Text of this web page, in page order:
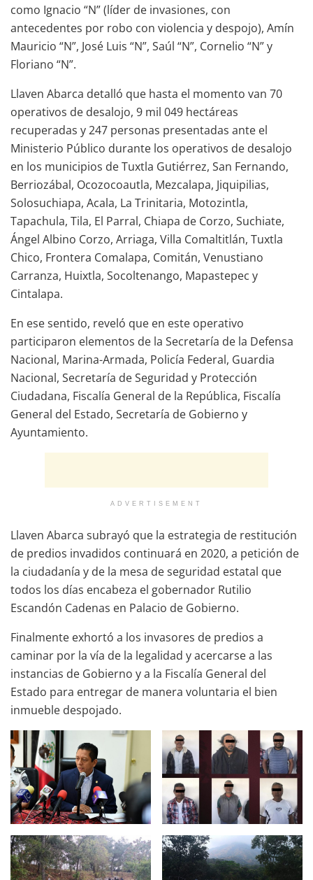
como Ignacio “N” (líder de invasiones, con
antecedentes por robo con violencia y despojo), Amín
Mauricio “N”, José Luis “N”, Saúl “N”, Cornelio “N” y
Floriano “N”.
Llaven Abarca detalló que hasta el momento van 70
operativos de desalojo, 9 mil 049 hectáreas
recuperadas y 247 personas presentadas ante el
Ministerio Público durante los operativos de desalojo
en los municipios de Tuxtla Gutiérrez, San Fernando,
Berriozábal, Ocozocoautla, Mezcalapa, Jiquipilias,
Solosuchiapa, Acala, La Trinitaria, Motozintla,
Tapachula, Tila, El Parral, Chiapa de Corzo, Suchiate,
Ángel Albino Corzo, Arriaga, Villa Comaltitlán, Tuxtla
Chico, Frontera Comalapa, Comitán, Venustiano
Carranza, Huixtla, Socoltenango, Mapastepec y
Cintalapa.
En ese sentido, reveló que en este operativo
participaron elementos de la Secretaría de la Defensa
Nacional, Marina-Armada, Policía Federal, Guardia
Nacional, Secretaría de Seguridad y Protección
Ciudadana, Fiscalía General de la República, Fiscalía
General del Estado, Secretaría de Gobierno y
Ayuntamiento.
ADVERTISEMENT
Llaven Abarca subrayó que la estrategia de restitución
de predios invadidos continuará en 2020, a petición de
la ciudadanía y de la mesa de seguridad estatal que
todos los días encabeza el gobernador Rutilio
Escandón Cadenas en Palacio de Gobierno.
Finalmente exhortó a los invasores de predios a
caminar por la vía de la legalidad y acercarse a las
instancias de Gobierno y a la Fiscalía General del
Estado para entregar de manera voluntaria el bien
inmueble despojado.